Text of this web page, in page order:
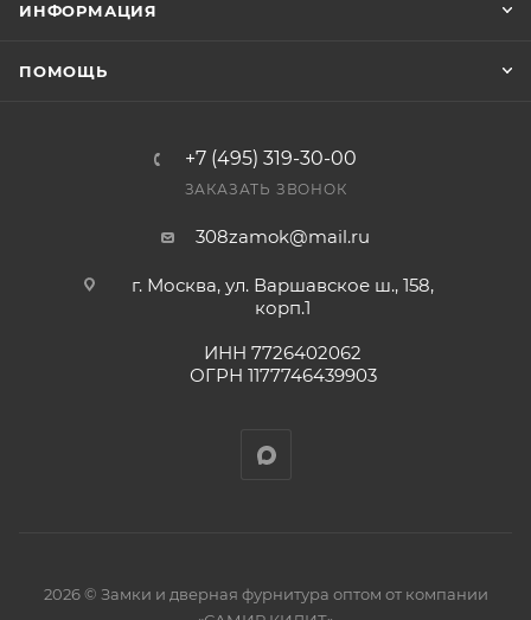
ИНФОРМАЦИЯ
ПОМОЩЬ
+7 (495) 319-30-00
ЗАКАЗАТЬ ЗВОНОК
308zamok@mail.ru
г. Москва, ул. Варшавское ш., 158,
корп.1
ИНН 7726402062
ОГРН 1177746439903
2026 © Замки и дверная фурнитура оптом от компании